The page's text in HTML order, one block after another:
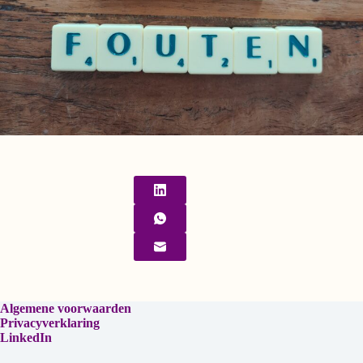
Algemene voorwaarden
Privacyverklaring
LinkedIn